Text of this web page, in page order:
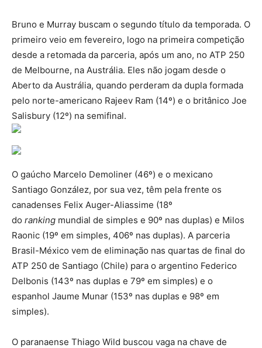
Bruno e Murray buscam o segundo título da temporada. O
primeiro veio em fevereiro, logo na primeira competição
desde a retomada da parceria, após um ano, no ATP 250
de Melbourne, na Austrália. Eles não jogam desde o
Aberto da Austrália, quando perderam da dupla formada
pelo norte-americano Rajeev Ram (14º) e o britânico Joe
Salisbury (12º) na semifinal.
O gaúcho Marcelo Demoliner (46º) e o mexicano
Santiago González, por sua vez, têm pela frente os
canadenses Felix Auger-Aliassime (18º
do ranking mundial de simples e 90º nas duplas) e Milos
Raonic (19º em simples, 406º nas duplas). A parceria
Brasil-México vem de eliminação nas quartas de final do
ATP 250 de Santiago (Chile) para o argentino Federico
Delbonis (143º nas duplas e 79º em simples) e o
espanhol Jaume Munar (153º nas duplas e 98º em
simples).
O paranaense Thiago Wild buscou vaga na chave de